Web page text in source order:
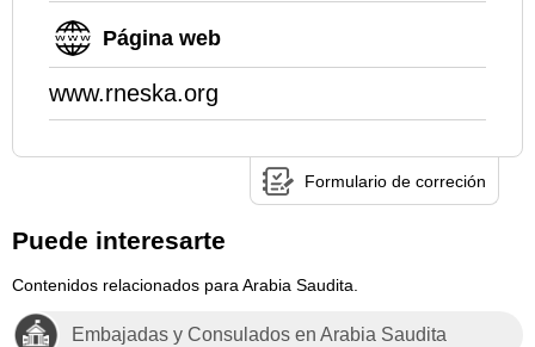
Página web
www.rneska.org
Formulario de correción
Puede interesarte
Contenidos relacionados para Arabia Saudita.
Embajadas y Consulados en Arabia Saudita